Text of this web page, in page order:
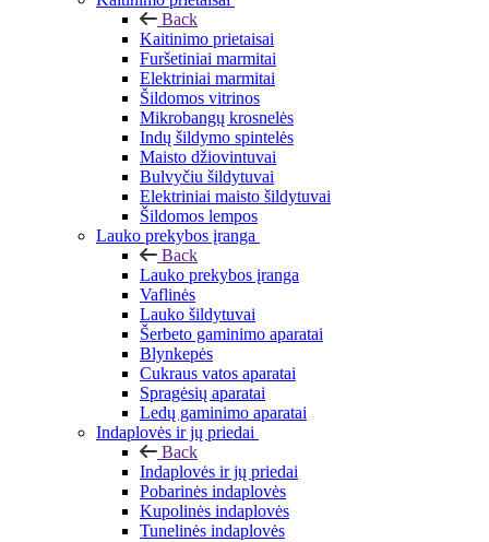
Back
Kaitinimo prietaisai
Furšetiniai marmitai
Elektriniai marmitai
Šildomos vitrinos
Mikrobangų krosnelės
Indų šildymo spintelės
Maisto džiovintuvai
Bulvyčiu šildytuvai
Elektriniai maisto šildytuvai
Šildomos lempos
Lauko prekybos įranga
Back
Lauko prekybos įranga
Vaflinės
Lauko šildytuvai
Šerbeto gaminimo aparatai
Blynkepės
Cukraus vatos aparatai
Spragėsių aparatai
Ledų gaminimo aparatai
Indaplovės ir jų priedai
Back
Indaplovės ir jų priedai
Pobarinės indaplovės
Kupolinės indaplovės
Tunelinės indaplovės